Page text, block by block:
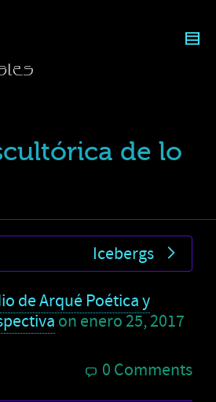
de lo
Icebergs
de Arqué Poética y
on enero 25, 2017
0 Comments